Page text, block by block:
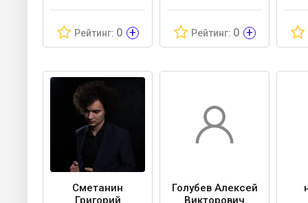
Рейтинг: 0 + Рейтинг: 0 +
Сметанин
Григорий
Голубев Алексей
Викторович